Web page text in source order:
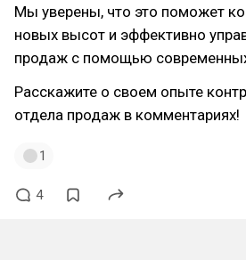
Мы уверены, что это поможет
новых высот и эффективно
продаж с помощью современных
Расскажите о своем опыте
отдела продаж в комментариях!
1
4